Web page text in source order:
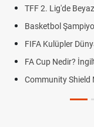
TFF 2. Lig'de
Basketbol
FIFA Kulüpler
FA Cup Nedir?
Community Shield